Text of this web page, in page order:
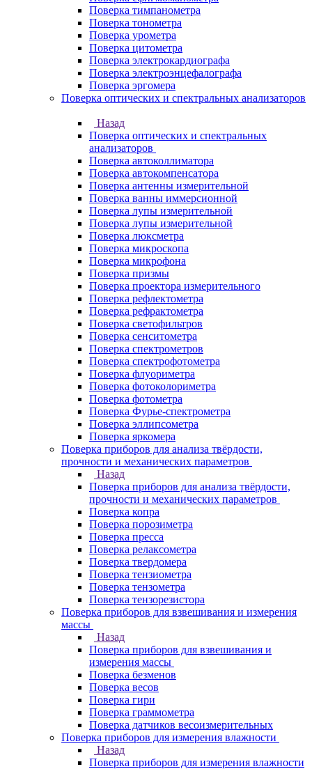
Поверка тимпанометра
Поверка тонометра
Поверка урометра
Поверка цитометра
Поверка электрокардиографа
Поверка электроэнцефалографа
Поверка эргомера
Поверка оптических и спектральных анализаторов
Назад
Поверка оптических и спектральных
анализаторов
Поверка автоколлиматора
Поверка автокомпенсатора
Поверка антенны измерительной
Поверка ванны иммерсионной
Поверка лупы измерительной
Поверка лупы измерительной
Поверка люксметра
Поверка микроскопа
Поверка микрофона
Поверка призмы
Поверка проектора измерительного
Поверка рефлектометра
Поверка рефрактометра
Поверка светофильтров
Поверка сенситометра
Поверка спектрометров
Поверка спектрофотометра
Поверка флуориметра
Поверка фотоколориметра
Поверка фотометра
Поверка Фурье-спектрометра
Поверка эллипсометра
Поверка яркомера
Поверка приборов для анализа твёрдости,
прочности и механических параметров
Назад
Поверка приборов для анализа твёрдости,
прочности и механических параметров
Поверка копра
Поверка порозиметра
Поверка пресса
Поверка релаксометра
Поверка твердомера
Поверка тензиометра
Поверка тензометра
Поверка тензорезистора
Поверка приборов для взвешивания и измерения
массы
Назад
Поверка приборов для взвешивания и
измерения массы
Поверка безменов
Поверка весов
Поверка гири
Поверка граммометра
Поверка датчиков весоизмерительных
Поверка приборов для измерения влажности
Назад
Поверка приборов для измерения влажности